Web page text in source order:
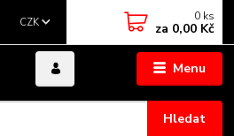
Menu
CZK
Hledat
0 ks
za 0,00 Kč